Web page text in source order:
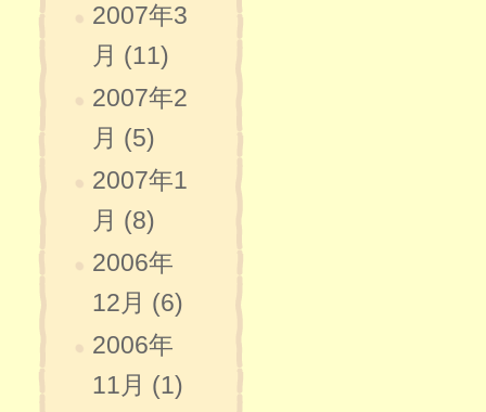
2007年3
月 (11)
2007年2
月 (5)
2007年1
月 (8)
2006年
12月 (6)
2006年
11月 (1)